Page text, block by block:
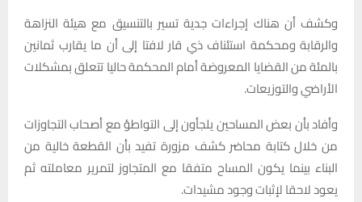
وكشف أن هناك إجراءات جدية تسير بالتنسيق مع هيئة النزاهة
والرقابة ومحكمة استئناف ذي قار لافتا إلى أن ما يقارب ثمانين
بالمئة من القضايا المعروضة أمام المحكمة حاليا تتعلق بمشكلات
الأراضي والتوزيعات.
وأفاد بأن بعض المساحين يلجأون إلى التواطؤ مع أصحاب التجاوزات
من خلال كتابة محاضر كشف مزورة تفيد بأن القطعة خالية من
البناء بينما يكون المساح متفقا مع المتجاوز لتمرير معاملته ثم
يعود لاحقا لإثبات وجود مشيدات.